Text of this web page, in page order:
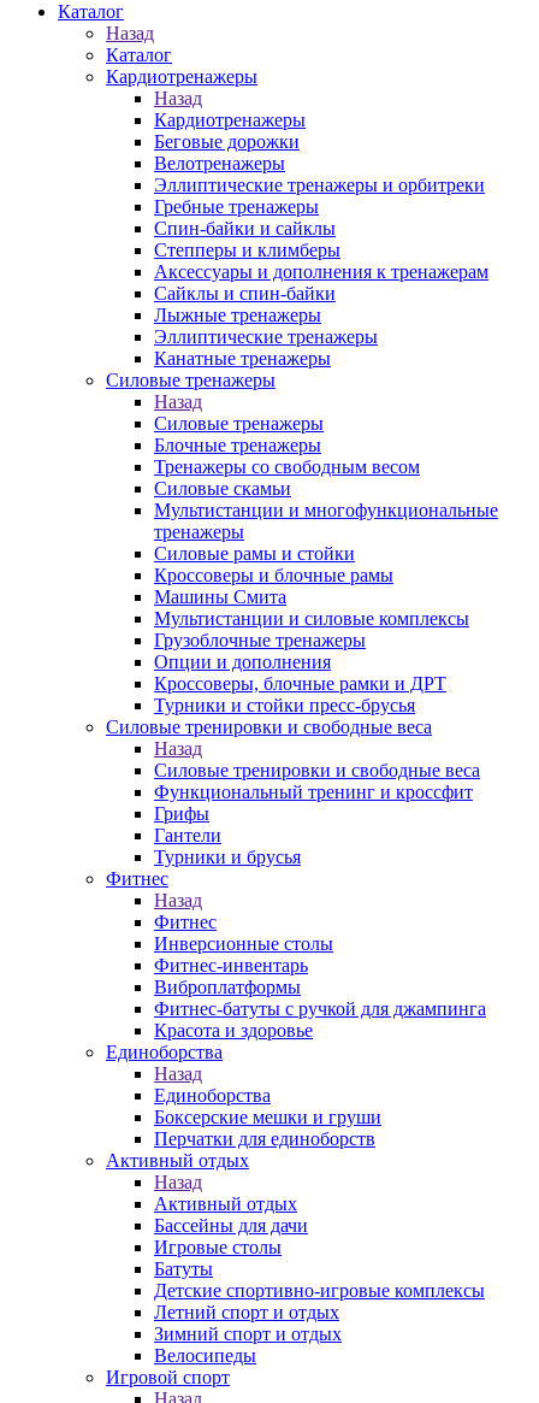
Каталог
Назад
Каталог
Кардиотренажеры
Назад
Кардиотренажеры
Беговые дорожки
Велотренажеры
Эллиптические тренажеры и орбитреки
Гребные тренажеры
Спин-байки и сайклы
Степперы и климберы
Аксессуары и дополнения к тренажерам
Сайклы и спин-байки
Лыжные тренажеры
Эллиптические тренажеры
Канатные тренажеры
Силовые тренажеры
Назад
Силовые тренажеры
Блочные тренажеры
Тренажеры со свободным весом
Силовые скамьи
Мультистанции и многофункциональные
тренажеры
Силовые рамы и стойки
Кроссоверы и блочные рамы
Машины Смита
Мультистанции и силовые комплексы
Грузоблочные тренажеры
Опции и дополнения
Кроссоверы, блочные рамки и ДРТ
Турники и стойки пресс-брусья
Силовые тренировки и свободные веса
Назад
Силовые тренировки и свободные веса
Функциональный тренинг и кроссфит
Грифы
Гантели
Турники и брусья
Фитнес
Назад
Фитнес
Инверсионные столы
Фитнес-инвентарь
Виброплатформы
Фитнес-батуты с ручкой для джампинга
Красота и здоровье
Единоборства
Назад
Единоборства
Боксерские мешки и груши
Перчатки для единоборств
Активный отдых
Назад
Активный отдых
Бассейны для дачи
Игровые столы
Батуты
Детские спортивно-игровые комплексы
Летний спорт и отдых
Зимний спорт и отдых
Велосипеды
Игровой спорт
Назад